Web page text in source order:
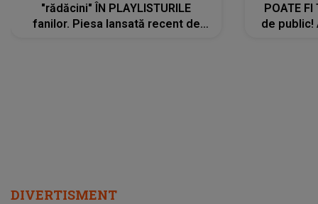
"rădăcini" ÎN PLAYLISTURILE
fanilor. Piesa lansată recent de
POATE FI
de public!
DIVERTISMENT